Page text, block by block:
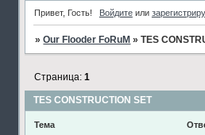
Привет, Гость! Войдитеили
»Our Flooder FoRuM »TES
TES CONSTRUCTION SET
Страница:1
Тема